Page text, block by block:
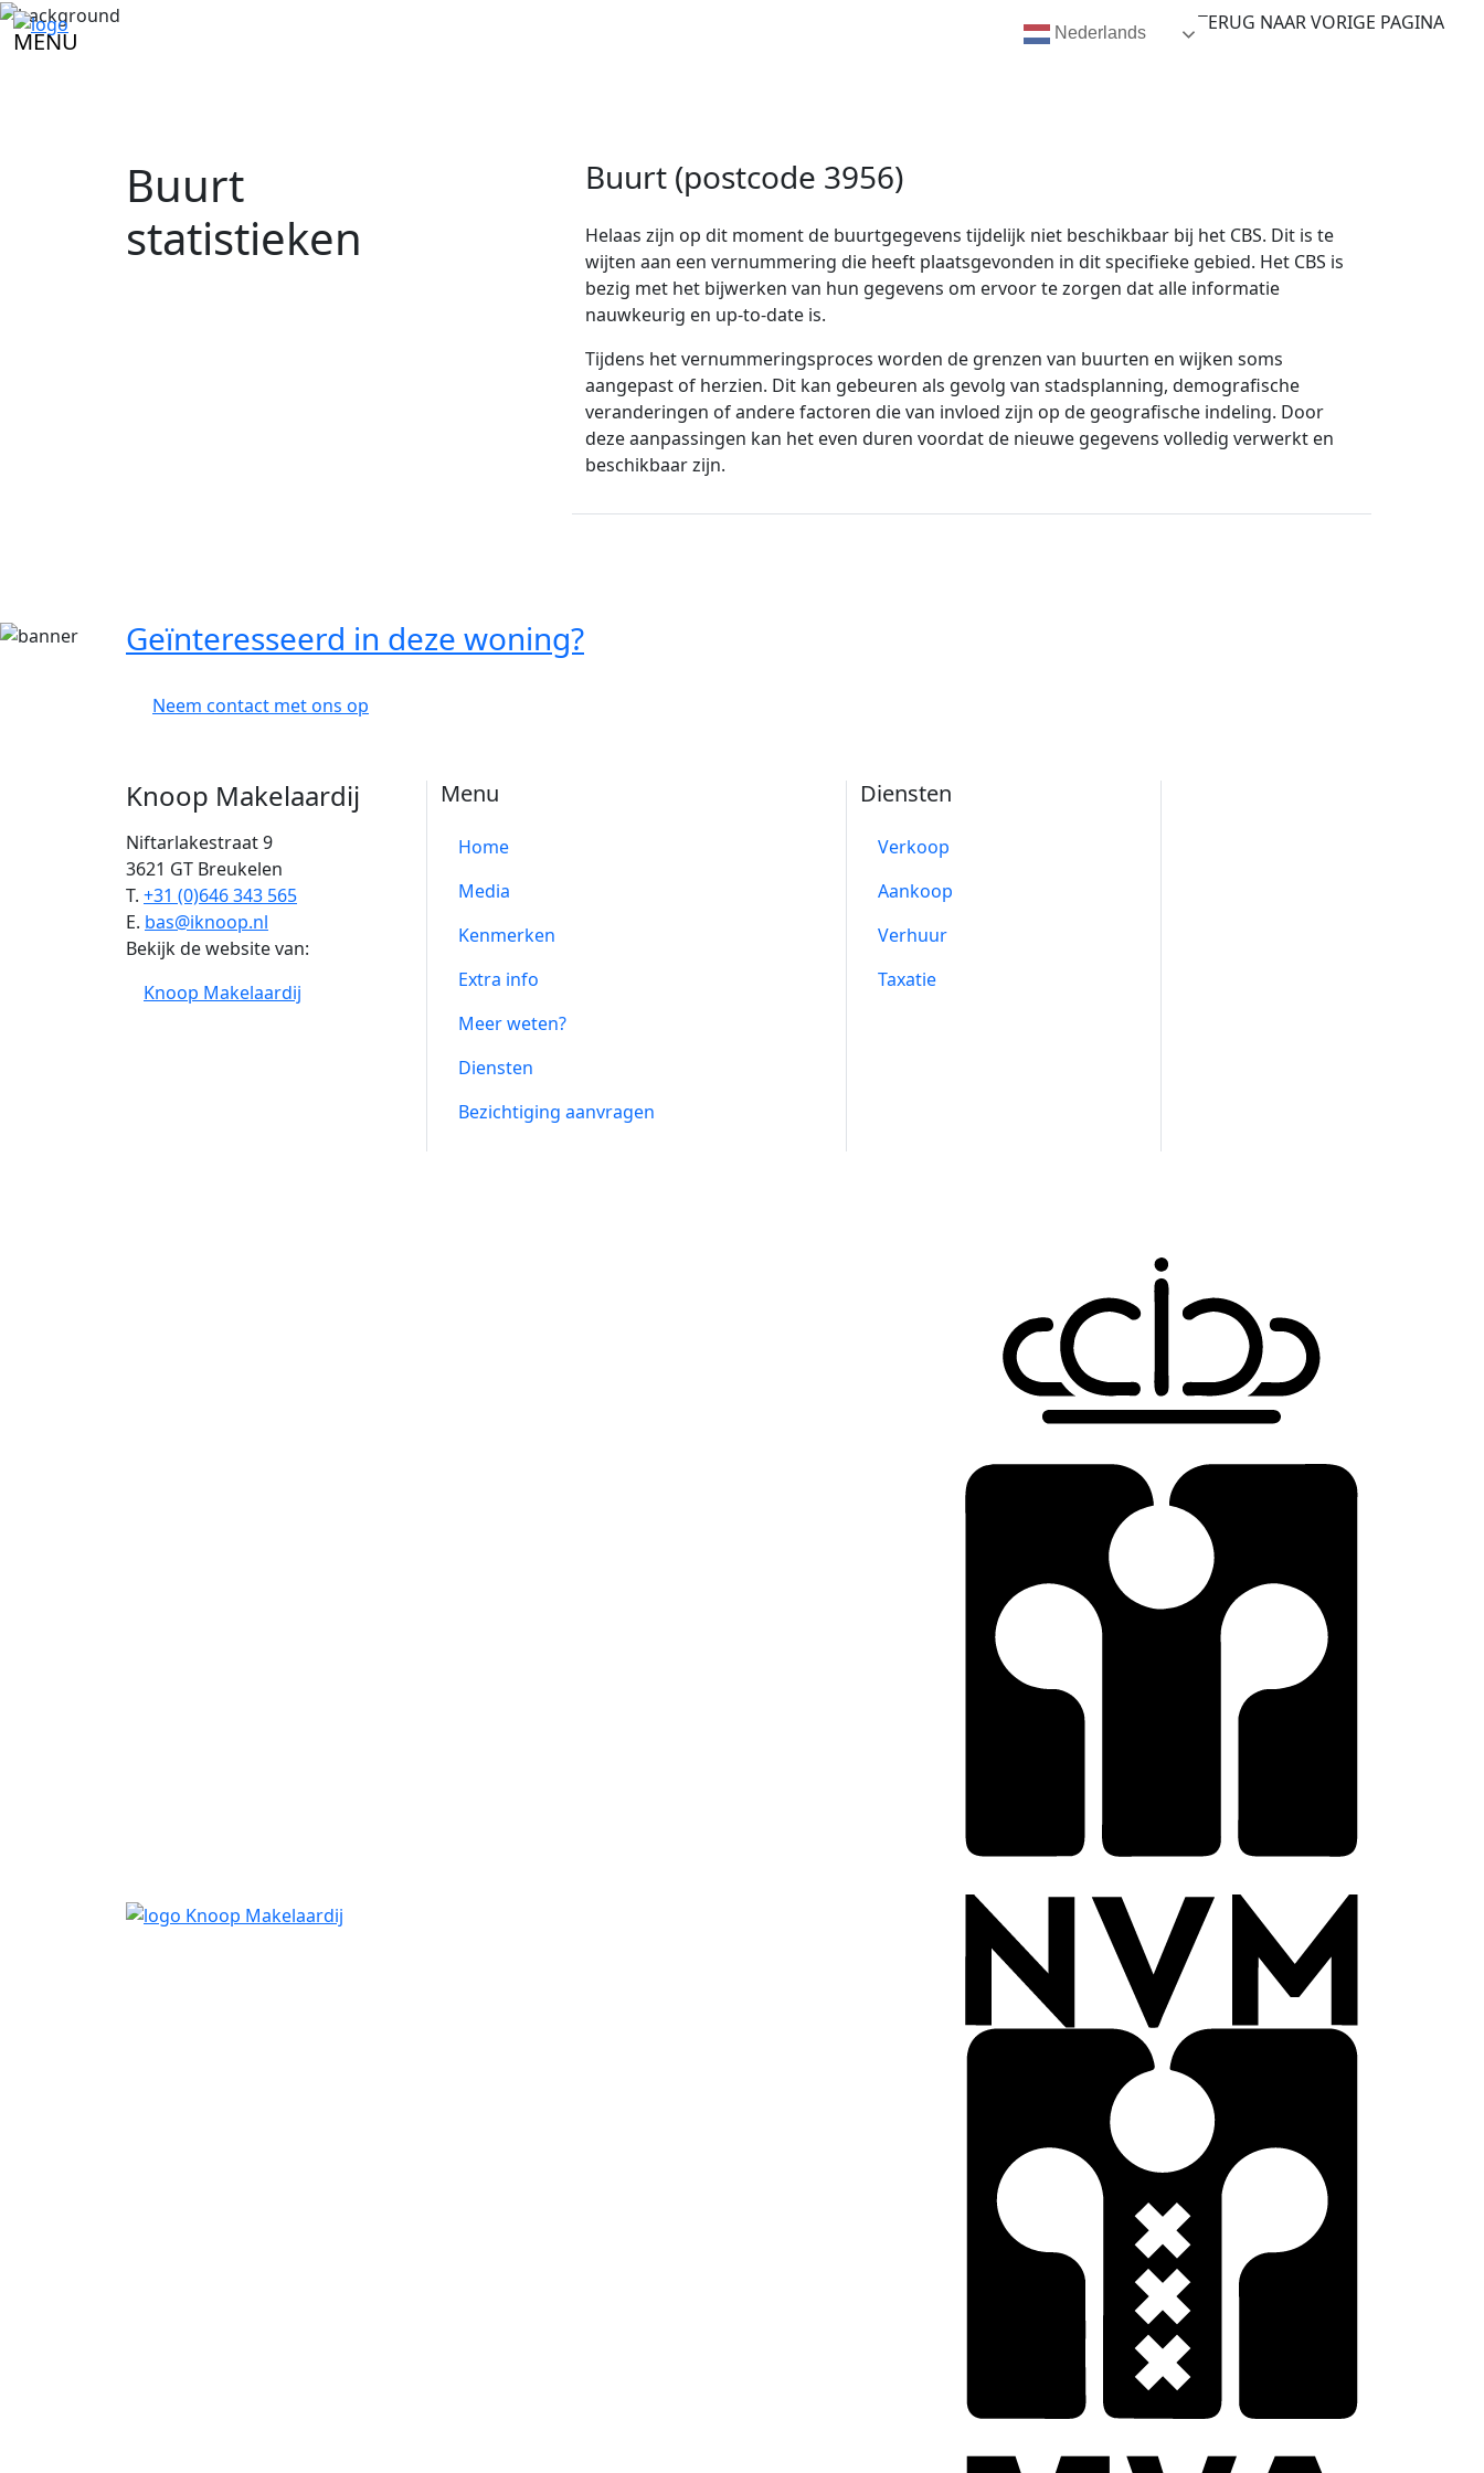
MENU
TERUG NAAR VORIGE PAGINA
Buurt
statistieken
Buurt (postcode 3956)
Helaas zijn op dit moment de buurtgegevens tijdelijk niet beschikbaar bij het CBS. Dit is te
wijten aan een vernummering die heeft plaatsgevonden in dit specifieke gebied. Het CBS is
bezig met het bijwerken van hun gegevens om ervoor te zorgen dat alle informatie
nauwkeurig en up-to-date is.
Tijdens het vernummeringsproces worden de grenzen van buurten en wijken soms
aangepast of herzien. Dit kan gebeuren als gevolg van stadsplanning, demografische
veranderingen of andere factoren die van invloed zijn op de geografische indeling. Door
deze aanpassingen kan het even duren voordat de nieuwe gegevens volledig verwerkt en
beschikbaar zijn.
Geïnteresseerd in deze woning?
Neem contact met ons op
Knoop Makelaardij
Niftarlakestraat 9
3621 GT Breukelen
T. +31 (0)646 343 565
E. bas@iknoop.nl
Bekijk de website van:
Knoop Makelaardij
Menu
Home
Media
Kenmerken
Extra info
Meer weten?
Diensten
Bezichtiging aanvragen
Diensten
Verkoop
Aankoop
Verhuur
Taxatie
Nederlands